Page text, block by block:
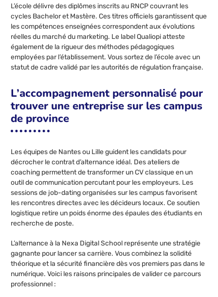
L’école délivre des diplômes inscrits au RNCP couvrant les
cycles Bachelor et Mastère. Ces titres officiels garantissent que
les compétences enseignées correspondent aux évolutions
réelles du marché du marketing. Le label Qualiopi atteste
également de la rigueur des méthodes pédagogiques
employées par l’établissement. Vous sortez de l’école avec un
statut de cadre validé par les autorités de régulation française.
L’accompagnement personnalisé pour
trouver une entreprise sur les campus
de province
Les équipes de Nantes ou Lille guident les candidats pour
décrocher le contrat d’alternance idéal. Des ateliers de
coaching permettent de transformer un CV classique en un
outil de communication percutant pour les employeurs. Les
sessions de job-dating organisées sur les campus favorisent
les rencontres directes avec les décideurs locaux. Ce soutien
logistique retire un poids énorme des épaules des étudiants en
recherche de poste.
L’alternance à la Nexa Digital School représente une stratégie
gagnante pour lancer sa carrière. Vous combinez la solidité
théorique et la sécurité financière dès vos premiers pas dans le
numérique. Voici les raisons principales de valider ce parcours
professionnel :